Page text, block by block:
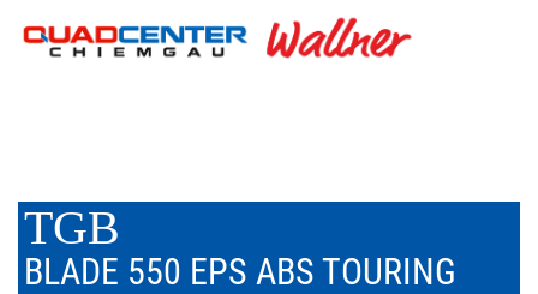
TGB
BLADE 550 EPS ABS TOURING